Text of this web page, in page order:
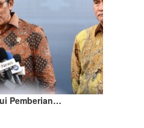
Pemberian…